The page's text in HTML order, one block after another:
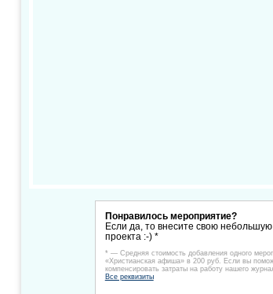
Понравилось мероприятие?
Если да, то внесите свою
проекта :-) *
* — Средняя стоимость добавления одного
«Христианская афиша» в 200 руб. Если вы
компенсировать затраты на работу нашего
Все реквизиты